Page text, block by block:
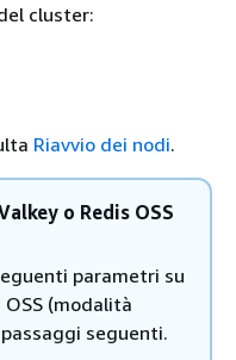
cluster:
Riavvio dei nodi.
o Redis OSS
parametri su
(modalità
seguenti.